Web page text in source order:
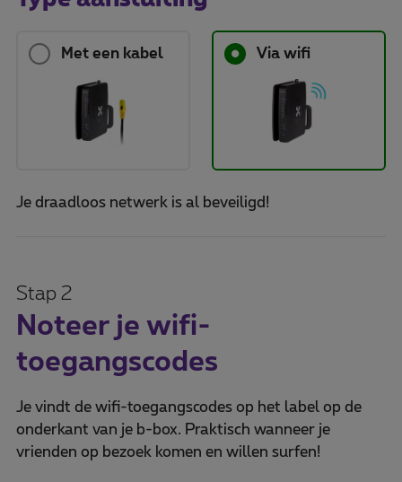
Met een kabel Via wifi
Je draadloos netwerk is al beveiligd!
Stap 2
Noteer je wifi-
toegangscodes
Je vindt de wifi-toegangscodes op het label op de
onderkant van je b-box. Praktisch wanneer je
vrienden op bezoek komen en willen surfen!